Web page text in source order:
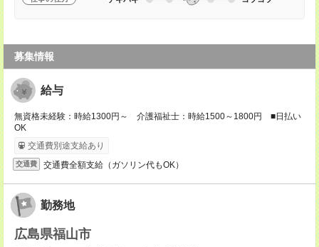
募集情報
給与
無資格未経験：時給1300円～ 介護福祉士：時給1500～1800円 ■日払い
OK
交通費別途支給あり
交通費 交通費全額支給（ガソリン代もOK）
勤務地
広島県福山市